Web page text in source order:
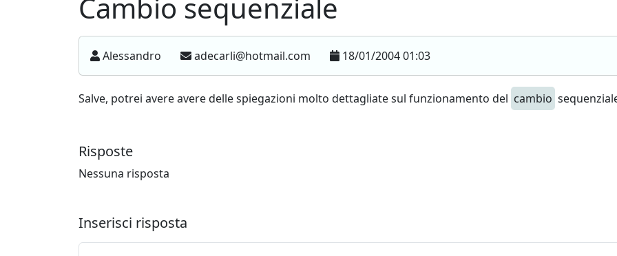
Cambio sequenziale
Alessandro adecarli@hotmail.com 18/01/2004 01:03
Salve, potrei avere avere delle spiegazioni molto dettagliate sul funzionamento del cambio
Risposte
Nessuna risposta
Inserisci risposta